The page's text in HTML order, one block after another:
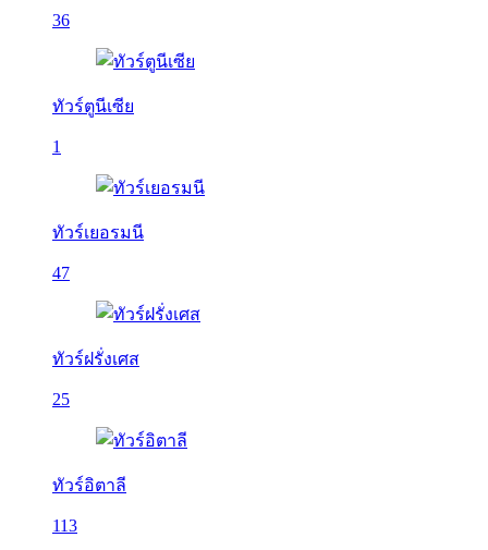
36
ทัวร์ตูนีเซีย
1
ทัวร์เยอรมนี
47
ทัวร์ฝรั่งเศส
25
ทัวร์อิตาลี
113